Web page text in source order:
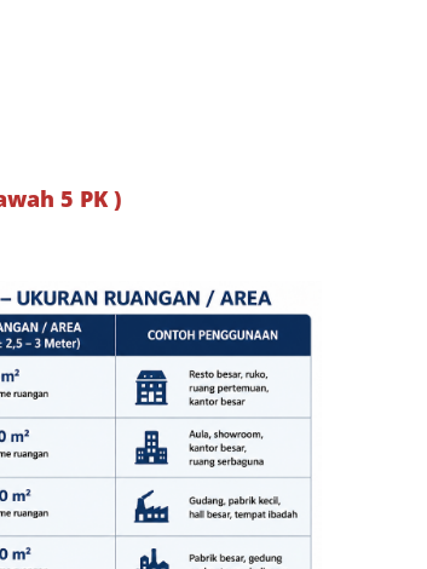
5 PK )